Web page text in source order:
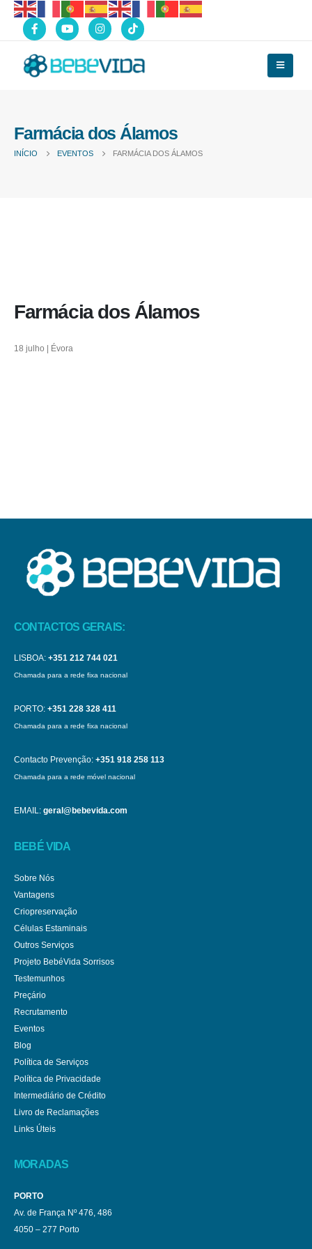
Farmácia dos Álamos
INÍCIO EVENTOS FARMÁCIA DOS ÁLAMOS
Farmácia dos Álamos
18 julho | Évora
CONTACTOS GERAIS:
LISBOA: +351 212 744 021
Chamada para a rede fixa nacional
PORTO: +351 228 328 411
Chamada para a rede fixa nacional
Contacto Prevenção: +351 918 258 113
Chamada para a rede móvel nacional
EMAIL: geral@bebevida.com
BEBÉ VIDA
Sobre Nós
Vantagens
Criopreservação
Células Estaminais
Outros Serviços
Projeto BebéVida Sorrisos
Testemunhos
Preçário
Recrutamento
Eventos
Blog
Política de Serviços
Política de Privacidade
Intermediário de Crédito
Livro de Reclamações
Links Úteis
MORADAS
PORTO
Av. de França Nº 476, 486
4050 – 277 Porto